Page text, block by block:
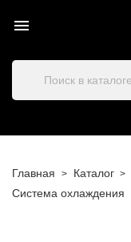

Главная Каталог
Система охлаждения